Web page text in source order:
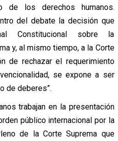
de los derechos humanos.
del debate la decisión que
Constitucional sobre la
y, al mismo tiempo, a la Corte
de rechazar el requerimiento
se expone a ser
de deberes”.
trabajan en la presentación
público internacional por la
de la Corte Suprema que